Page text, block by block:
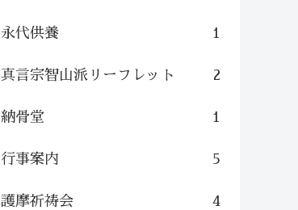
永代供養 1
真言宗智山派リーフレット 2
納骨堂 1
行事案内 5
護摩祈祷会 4